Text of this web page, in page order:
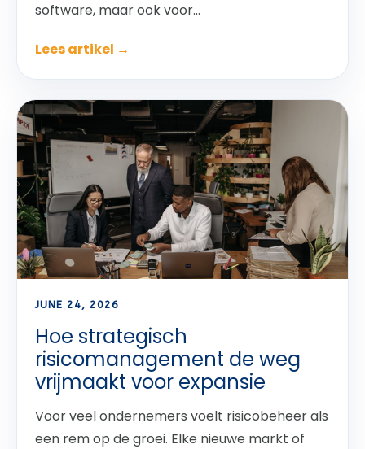
software, maar ook voor...
Lees artikel →
JUNE 24, 2026
Hoe strategisch
risicomanagement de weg
vrijmaakt voor expansie
Voor veel ondernemers voelt risicobeheer als
een rem op de groei. Elke nieuwe markt of